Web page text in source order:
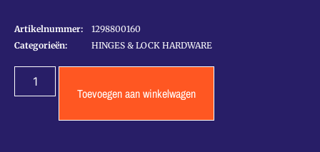
Artikelnummer:
1298800160
Categorieën:
HINGES & LOCK HARDWARE
Toevoegen aan winkelwagen